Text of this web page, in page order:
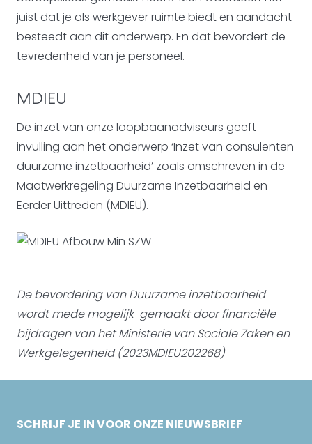
juist dat je als werkgever ruimte biedt en aandacht
besteedt aan dit onderwerp. En dat bevordert de
tevredenheid van je personeel.
MDIEU
De inzet van onze loopbaanadviseurs geeft
invulling aan het onderwerp ‘Inzet van consulenten
duurzame inzetbaarheid’ zoals omschreven in de
Maatwerkregeling Duurzame Inzetbaarheid en
Eerder Uittreden (MDIEU).
De bevordering van Duurzame inzetbaarheid
wordt mede mogelijk gemaakt doorfinanciële
bijdragen van het Ministerie van Sociale Zaken en
Werkgelegenheid (2023MDIEU202268)
SCHRIJF JE IN VOOR ONZE NIEUWSBRIEF